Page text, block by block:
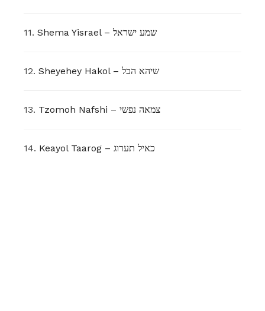
11. Shema Yisrael – שמע ישראל
12. Sheyehey Hakol – שיהא הכל
13. Tzomoh Nafshi – צמאה נפשי
14. Keayol Taarog – כאיל תערוג